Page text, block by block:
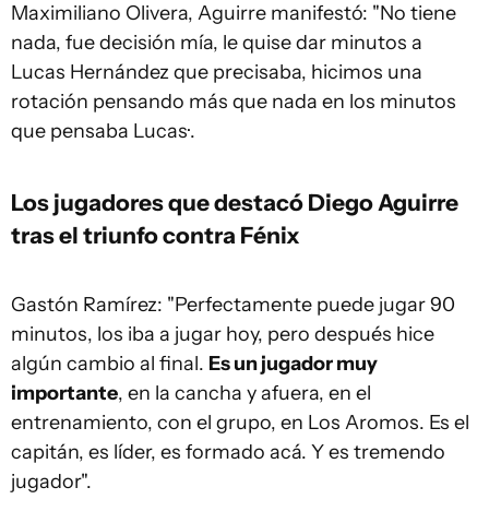
Maximiliano Olivera, Aguirre manifestó: "No tiene
nada, fue decisión mía, le quise dar minutos a
Lucas Hernández que precisaba, hicimos una
rotación pensando más que nada en los minutos
que pensaba Lucas·.
Los jugadores que destacó Diego Aguirre
tras el triunfo contra Fénix
Gastón Ramírez: "Perfectamente puede jugar 90
minutos, los iba a jugar hoy, pero después hice
algún cambio al final. Es un jugador muy
importante, en la cancha y afuera, en el
entrenamiento, con el grupo, en Los Aromos. Es el
capitán, es líder, es formado acá. Y es tremendo
jugador".